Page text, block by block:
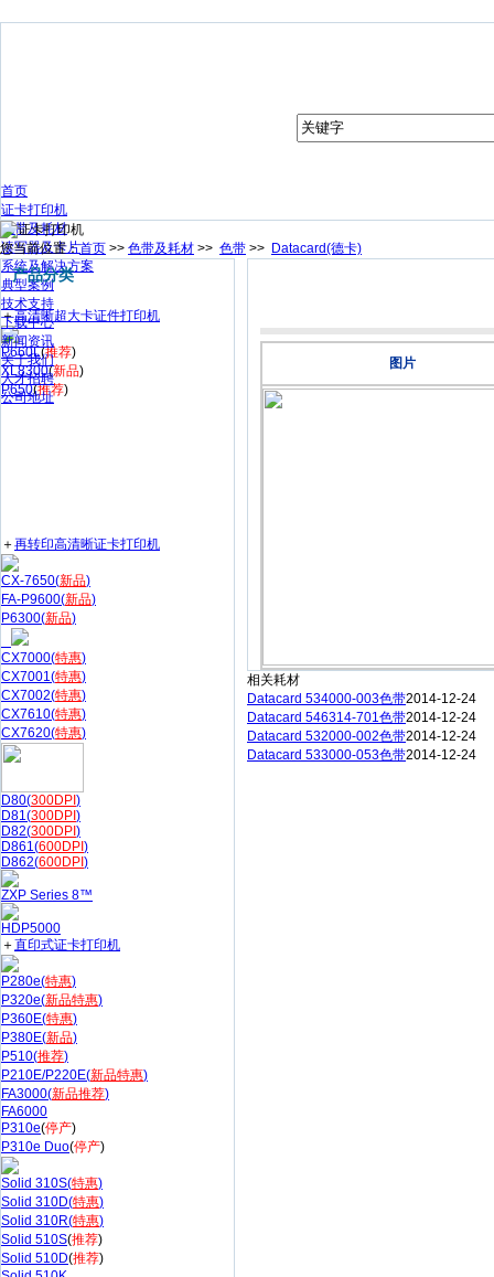
首页
证卡打印机
色带及耗材
读写器及卡片
系统及解决方案
典型案例
技术支持
下载中心
新闻资讯
关于我们
人才招聘
公司地址
您当前位置：首页 >> 色带及耗材 >> 色带 >> Datacard(德卡)
图片
相关耗材
Datacard 534000-003色带2014-12-24
Datacard 546314-701色带2014-12-24
Datacard 532000-002色带2014-12-24
Datacard 533000-053色带2014-12-24
产品分类
＋高清晰超大卡证件打印机
P660L(推荐)
XL8300(新品)
P650(推荐)
＋再转印高清晰证卡打印机
CX-7650(新品)
FA-P9600(新品)
P6300(新品)
CX7000(特惠)
CX7001(特惠)
CX7002(特惠)
CX7610(特惠)
CX7620(特惠)
D80(300DPI )
D81(300DPI )
D82(300DPI )
D861(600DPI )
D862(600DPI )
ZXP Series 8™
HDP5000
＋直印式证卡打印机
P280e(特惠)
P320e(新品特惠)
P360E(特惠)
P380E(新品)
P510(推荐)
P210E/P220E(新品特惠)
FA3000(新品推荐)
FA6000
P310e(停产)
P310e Duo(停产)
Solid 310S(特惠)
Solid 310D(特惠)
Solid 310R(特惠)
Solid 510S(推荐)
Solid 510D(推荐)